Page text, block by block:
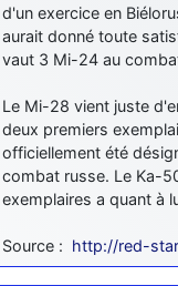
d'un exercice en
aurait donné toute
vaut 3 Mi-24 au
Le Mi-28 vient juste
deux premiers
officiellement été
combat russe. Le Ka-
exemplaires a quant à
Source : http://red-